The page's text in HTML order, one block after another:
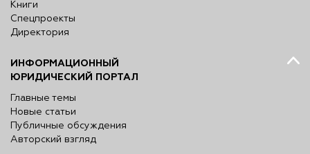
Книги
Спецпроекты
Директория
ИНФОРМАЦИОННЫЙ
ЮРИДИЧЕСКИЙ ПОРТАЛ
Главные темы
Новые статьи
Публичные обсуждения
Авторский взгляд